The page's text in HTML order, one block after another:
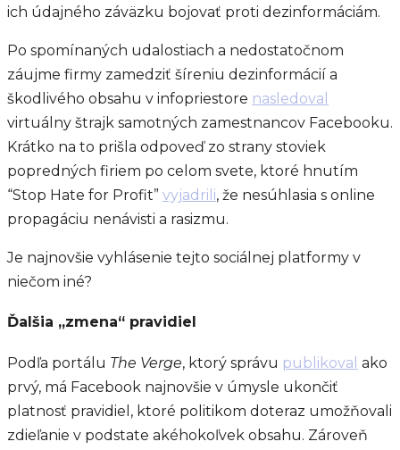
ich údajného záväzku bojovať proti dezinformáciám.
Po spomínaných udalostiach a nedostatočnom
záujme firmy zamedziť šíreniu dezinformácií a
škodlivého obsahu v infopriestore nasledoval
virtuálny štrajk samotných zamestnancov Facebooku.
Krátko na to prišla odpoveď zo strany stoviek
popredných firiem po celom svete, ktoré hnutím
“Stop Hate for Profit” vyjadrili, že nesúhlasia s online
propagáciu nenávisti a rasizmu.
Je najnovšie vyhlásenie tejto sociálnej platformy v
niečom iné?
Ďalšia „zmena“ pravidiel
Podľa portálu The Verge, ktorý správu publikoval ako
prvý, má Facebook najnovšie v úmysle ukončiť
platnosť pravidiel, ktoré politikom doteraz umožňovali
zdieľanie v podstate akéhokoľvek obsahu. Zároveň